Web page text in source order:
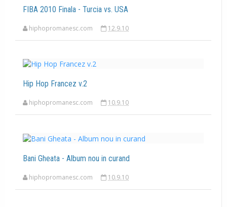
FIBA 2010 Finala - Turcia vs. USA
hiphopromanesc.com 12.9.10
Hip Hop Francez v.2
hiphopromanesc.com 10.9.10
Bani Gheata - Album nou in curand
hiphopromanesc.com 10.9.10